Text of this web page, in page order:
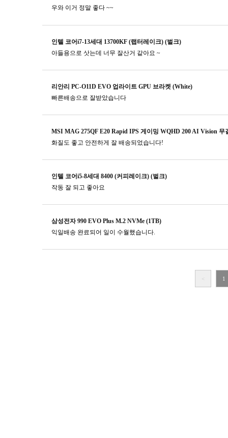
우와 이거 정말 좋다 ~~
인텔 코어i7-13세대 13700KF (랩터레이크) (벌크)
아들용으로 삿는데 너무 잘산거 같아요 ~
리안리 PC-O11D EVO 업라이트 GPU 브라켓 (White)
빠른배송으로 잘받았습니다
MSI MAG 275QF E20 Rapid IPS 게이밍 WQHD 200 AI Vision 무
화질도 좋고 안전하게 잘 배송되었습니다!
인텔 코어i5-8세대 8400 (커피레이크) (벌크)
작동 잘 되고 좋아요
삼성전자 990 EVO Plus M.2 NVMe (1TB)
익일배송 완료되어 일이 수월했습니다.
< 1